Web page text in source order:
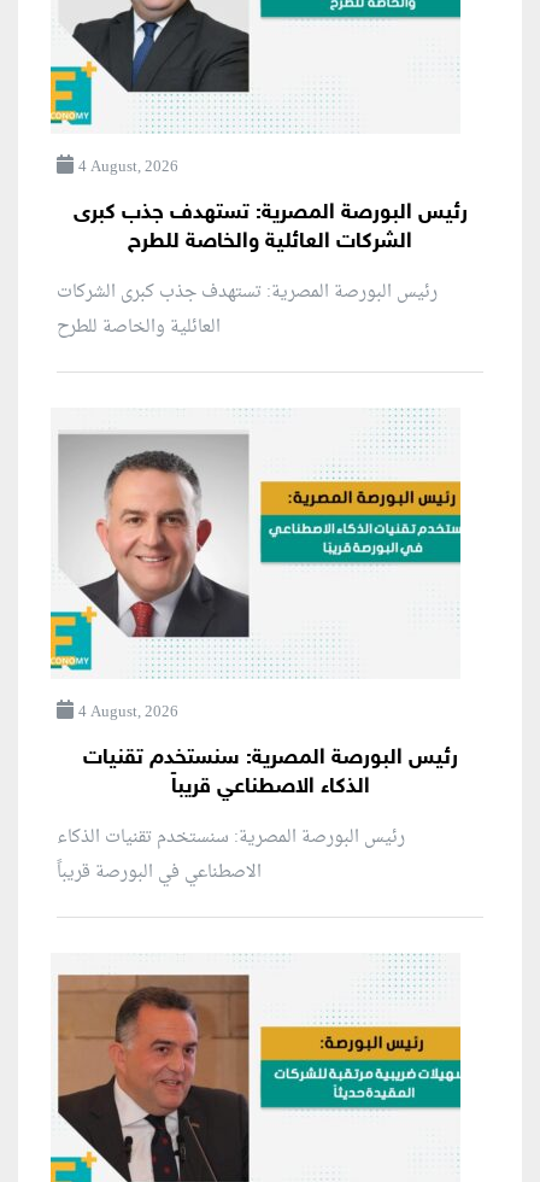
4 August, 2026
رئيس البورصة المصرية: تستهدف جذب كبرى
الشركات العائلية والخاصة للطرح
رئيس البورصة المصرية: تستهدف جذب كبرى الشركات
العائلية والخاصة للطرح
4 August, 2026
رئيس البورصة المصرية: سنستخدم تقنيات
الذكاء الاصطناعي قريباً
رئيس البورصة المصرية: سنستخدم تقنيات الذكاء
الاصطناعي في البورصة قريباً